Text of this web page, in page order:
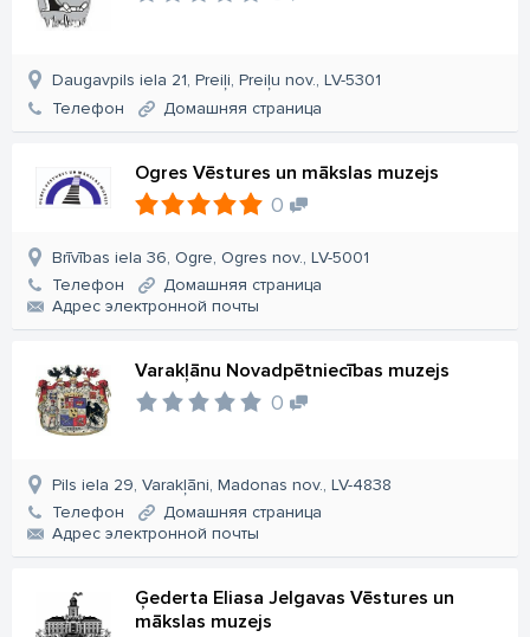
Daugavpils iela 21, Preiļi, Preiļu nov., LV-5301
Телефон
Домашняя страница
Ogres Vēstures un mākslas muzejs
0
Brīvības iela 36, Ogre, Ogres nov., LV-5001
Телефон
Домашняя страница
Aдрес электронной почты
Varakļānu Novadpētniecības muzejs
0
Pils iela 29, Varakļāni, Madonas nov., LV-4838
Телефон
Домашняя страница
Aдрес электронной почты
Ģederta Eliasa Jelgavas Vēstures un
mākslas muzejs